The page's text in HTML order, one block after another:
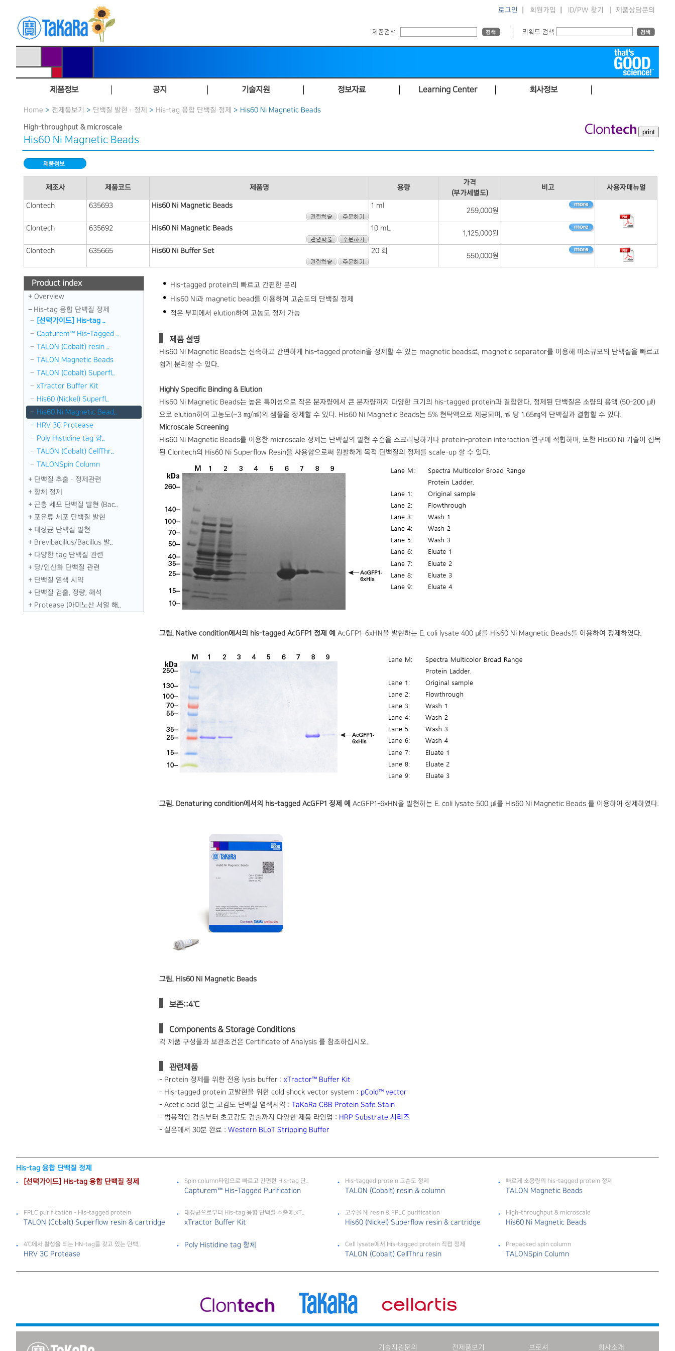
로그인 회원가입 ID/PW 찾기 제품상담문의
제품정보 공지 기술지원 정보자료 Learning Center 회사정보
Home > 전제품보기 > 단백질 발현 · 정제 > His-tag 융합 단백질 정제 > His60 Ni Magnetic Beads
High-throughput & microscale
His60 Ni Magnetic Beads
제조사 제품코드 제품명 용량
가격
(부가세별도)
비고 사용자매뉴얼
Clontech 635693 His60 Ni Magnetic Beads 1 ml
259,000원
Clontech 635692 His60 Ni Magnetic Beads 10 mL
1,125,000원
Clontech 635665 His60 Ni Buffer Set 20 회
550,000원
Product index
Overview
His-tag 융합 단백질 정제
[선택가이드] His-tag ..
Capturem™ His-Tagged ..
TALON (Cobalt) resin ..
TALON Magnetic Beads
TALON (Cobalt) Superfl..
xTractor Buffer Kit
His60 (Nickel) Superfl..
His60 Ni Magnetic Bead..
HRV 3C Protease
Poly Histidine tag 항..
TALON (Cobalt) CellThr..
TALONSpin Column
단백질 추출 · 정제관련
항체 정제
곤충 세포 단백질 발현 (Bac..
포유류 세포 단백질 발현
대장균 단백질 발현
Brevibacillus／Bacillus 발..
다양한 tag 단백질 관련
당／인산화 단백질 관련
단백질 염색 시약
단백질 검출, 정량, 해석
Protease (아미노산 서열 해..
His-tagged protein의 빠르고 간편한 분리
His60 Ni과 magnetic bead를 이용하여 고순도의 단백질 정제
적은 부피에서 elution하여 고농도 정제 가능
제품 설명
His60 Ni Magnetic Beads는 신속하고 간편하게 his-tagged protein을 정제할 수 있는 magnetic beads로, magnetic separator를 이용해 미소규모의 단백질을 빠르고
쉽게 분리할 수 있다.
Highly Specific Binding & Elution
His60 Ni Magnetic Beads는 높은 특이성으로 작은 분자량에서 큰 분자량까지 다양한 크기의 his-tagged protein과 결합한다. 정제된 단백질은 소량의 용액 (50-200 ㎕)
으로 elution하여 고농도(~3 ㎎/㎖)의 샘플을 정제할 수 있다. His60 Ni Magnetic Beads는 5% 현탁액으로 제공되며, ㎖ 당 1.65㎎의 단백질과 결합할 수 있다.
Microscale Screening
His60 Ni Magnetic Beads를 이용한 microscale 정제는 단백질의 발현 수준을 스크리닝하거나 protein-protein interaction 연구에 적합하며, 또한 His60 Ni 기술이 접목
된 Clontech의 His60 Ni Superflow Resin을 사용함으로써 원활하게 목적 단백질의 정제를 scale-up 할 수 있다.
그림. Native condition에서의 his-tagged AcGFP1 정제 예 AcGFP1-6xHN을 발현하는 E. coli lysate 400 ㎕를 His60 Ni Magnetic Beads를 이용하여 정제하였다.
그림. Denaturing condition에서의 his-tagged AcGFP1 정제 예 AcGFP1-6xHN을 발현하는 E. coli lysate 500 ㎕를 His60 Ni Magnetic Beads 를 이용하여 정제하였다.
그림. His60 Ni Magnetic Beads
보존:：4℃
Components & Storage Conditions
각 제품 구성물과 보관조건은 Certificate of Analysis 를 참조하십시오.
관련제품
- Protein 정제를 위한 전용 lysis buffer : xTractor™ Buffer Kit
- His-tagged protein 고발현을 위한 cold shock vector system : pCold™ vector
- Acetic acid 없는 고감도 단백질 염색시약 : TaKaRa CBB Protein Safe Stain
- 범용적인 검출부터 초고감도 검출까지 다양한 제품 라인업 : HRP Substrate 시리즈
- 실온에서 30분 완료 : Western BLoT Stripping Buffer
His-tag 융합 단백질 정제
[선택가이드] His-tag 융합 단백질 정제
Spin column타입으로 빠르고 간편한 His-tag 단..
Capturem™ His-Tagged Purification
His-tagged protein 고순도 정제
TALON (Cobalt) resin & column
빠르게 소용량의 his-tagged protein 정제
TALON Magnetic Beads
FPLC purification - His-tagged protein
TALON (Cobalt) Superflow resin & cartridge
대장균으로부터 His-tag 융합 단백질 추출에,xT..
xTractor Buffer Kit
고수율 Ni resin & FPLC purification
His60 (Nickel) Superflow resin & cartridge
High-throughput & microscale
His60 Ni Magnetic Beads
4℃에서 활성을 띄는 HN-tag를 갖고 있는 단백..
HRV 3C Protease
Poly Histidine tag 항체 Cell lysate에서 His-tagged protein 직접 정제
TALON (Cobalt) CellThru resin
Prepacked spin column
TALONSpin Column
기술지원문의 전제품보기 브로셔 회사소개